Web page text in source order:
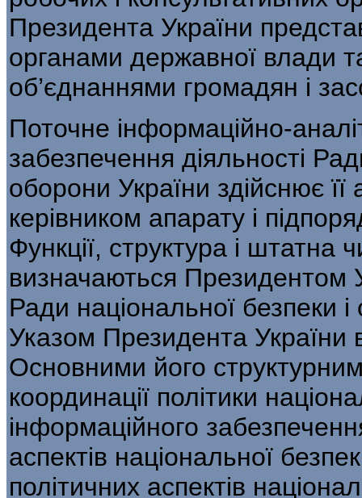
Президента України
органами державної влади
об’єднаннями громадян і
Поточне інформаційно-
забезпечення діяльності
оборони України здійснює
керівником апарату і
Функції, структура і штатна
визначаються Президентом
Ради національної безпеки
Указом Президента України
Основними його
координації політики
інформаційного
аспектів національної
політичних аспектів